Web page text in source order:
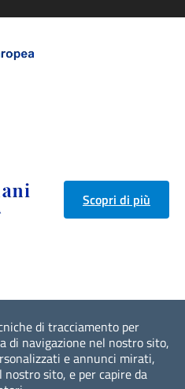
di tracciamento per
di navigazione nel nostro sito,
e annunci mirati,
sito, e per capire da
Scopri di più